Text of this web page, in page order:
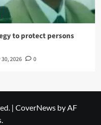
to protect persons
2026 0
| CoverNews by AF